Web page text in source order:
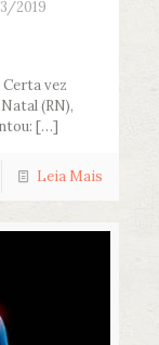
2019
vez
(RN),
[…]
Leia Mais